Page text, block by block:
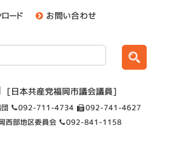
ード
お問い合わせ
[日本共産党福岡市議会議員]
092-711-4734
092-741-4627
西部地区委員会
092-841-1158